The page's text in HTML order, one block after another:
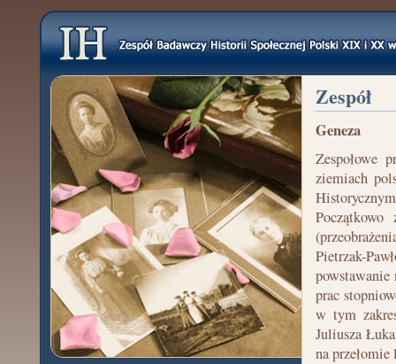
Zespół
Geneza
Zespołowe
ziemiach
Pietrzak-
powstawanie
prac
w tym
Juliusza
na